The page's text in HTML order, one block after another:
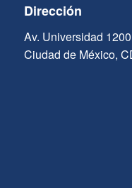
Dirección
Av. Universidad
Ciudad de México,